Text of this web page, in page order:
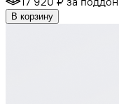
В корзину